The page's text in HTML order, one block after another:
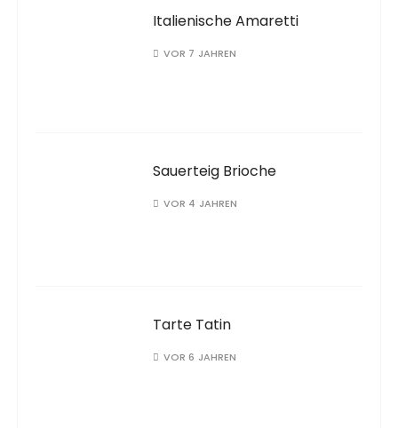
Italienische Amaretti
VOR 7 JAHREN
Sauerteig Brioche
VOR 4 JAHREN
Tarte Tatin
VOR 6 JAHREN